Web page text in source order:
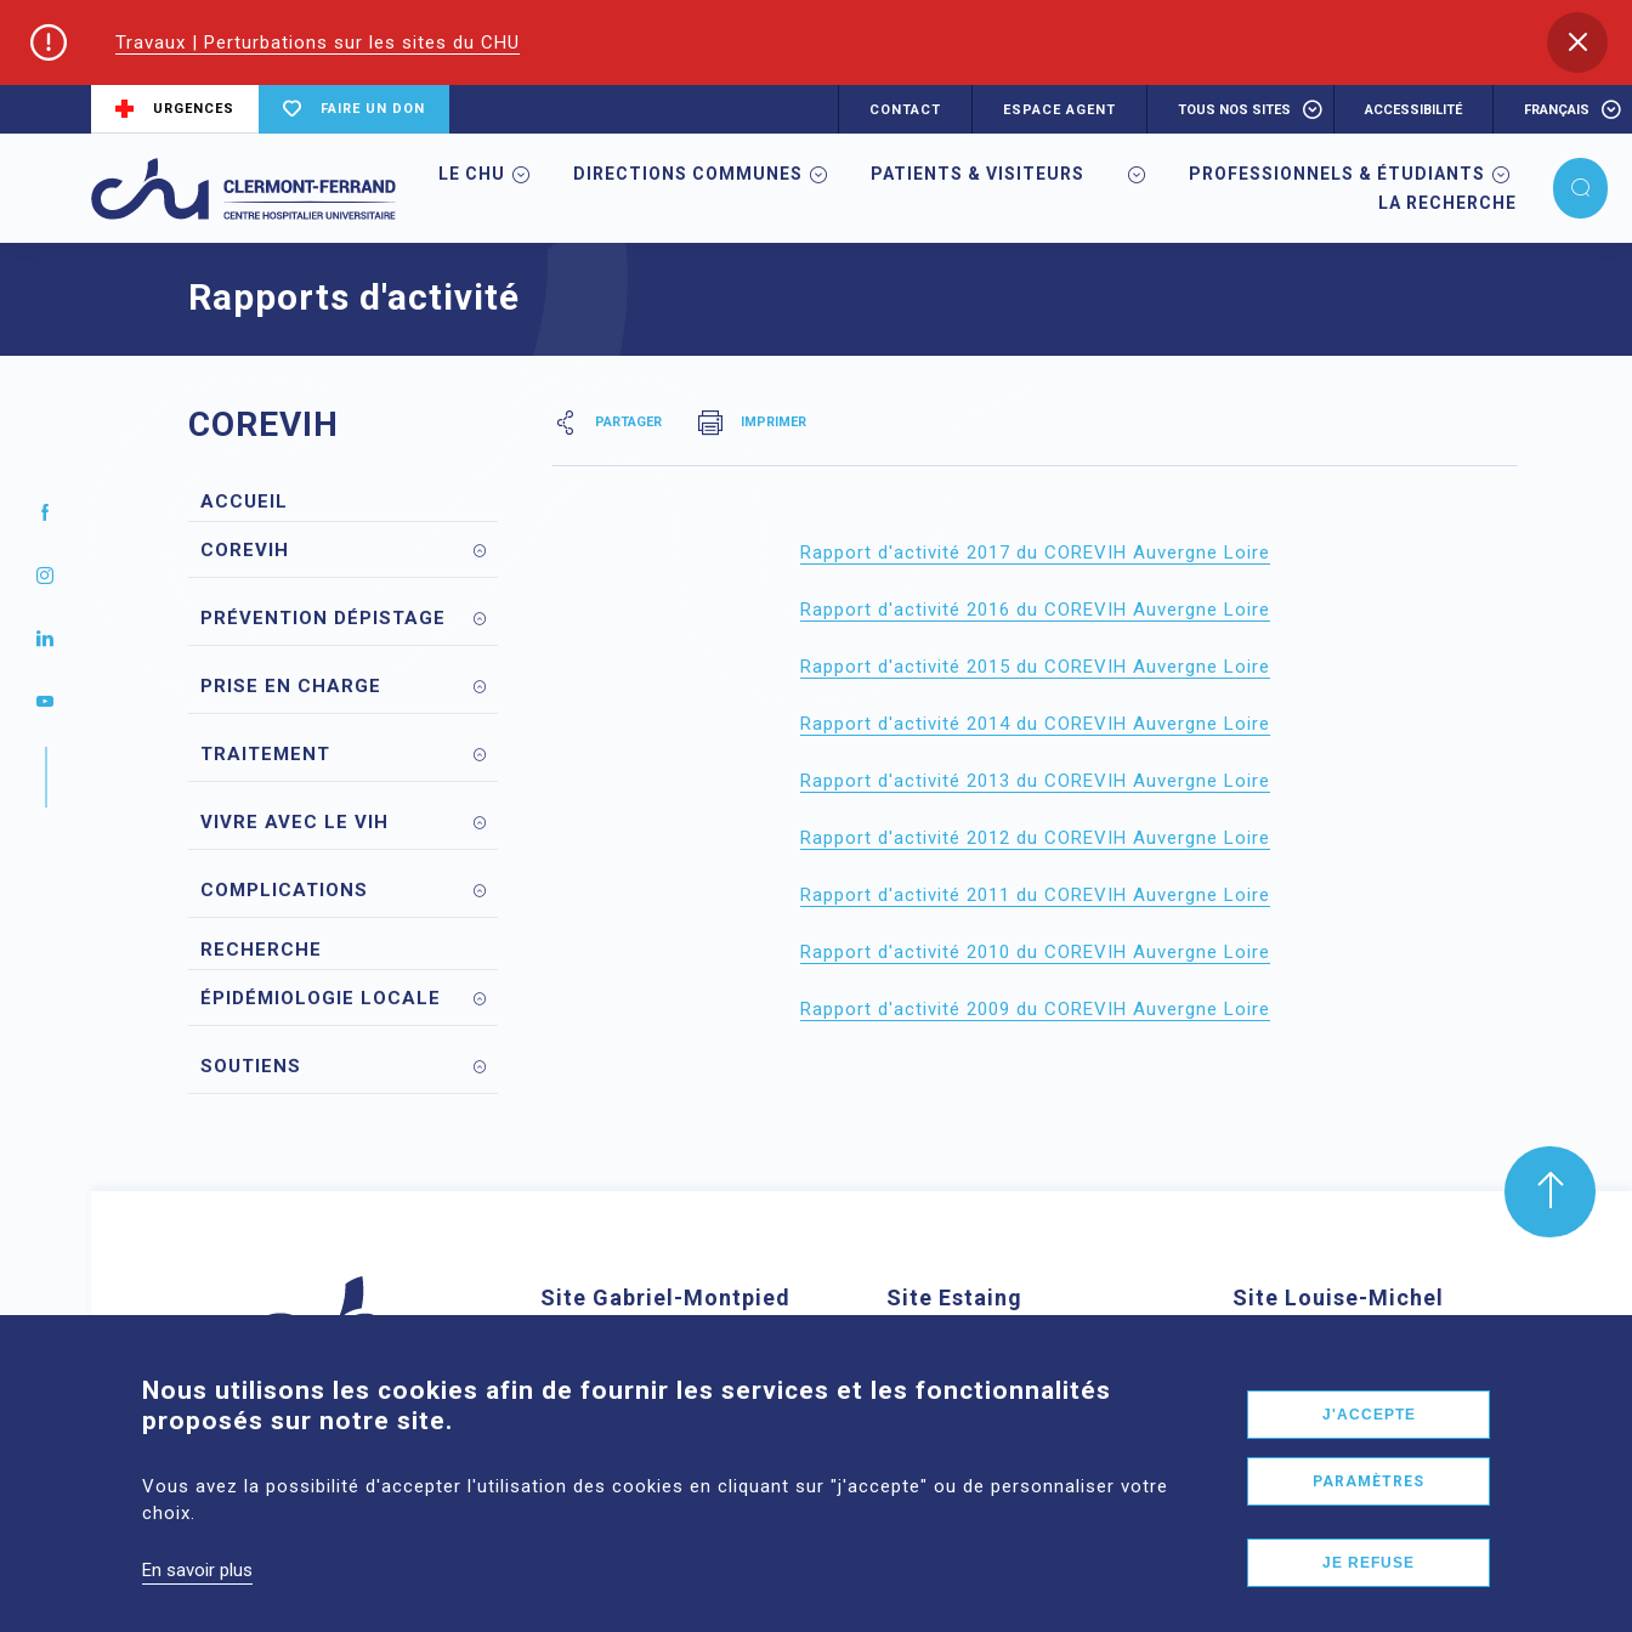
Travaux | Perturbations sur les sites du CHU
URGENCES FAIRE UN DON CONTACT ESPACE AGENT TOUS NOS SITES ACCESSIBILITÉ FRANÇAIS
LE CHU DIRECTIONS COMMUNES PATIENTS & VISITEURS
PROFESSIONNELS & ÉTUDIANTS
LA RECHERCHE
Accueil CoReSS Auvergne Loire Rapports d'activité
Rapports d'activité
COREVIH
ACCUEIL
COREVIH
PRÉVENTION DÉPISTAGE
PRISE EN CHARGE
TRAITEMENT
VIVRE AVEC LE VIH
COMPLICATIONS
RECHERCHE
ÉPIDÉMIOLOGIE LOCALE
SOUTIENS
PARTAGER IMPRIMER
Rapport d'activité 2017 du COREVIH Auvergne Loire
Rapport d'activité 2016 du COREVIH Auvergne Loire
Rapport d'activité 2015 du COREVIH Auvergne Loire
Rapport d'activité 2014 du COREVIH Auvergne Loire
Rapport d'activité 2013 du COREVIH Auvergne Loire
Rapport d'activité 2012 du COREVIH Auvergne Loire
Rapport d'activité 2011 du COREVIH Auvergne Loire
Rapport d'activité 2010 du COREVIH Auvergne Loire
Rapport d'activité 2009 du COREVIH Auvergne Loire
Site Gabriel-Montpied Site Estaing Site Louise-Michel
En savoir plus
Cookies
Nous utilisons les cookies afin de fournir les services et les fonctionnalités
proposés sur notre site.
Vous avez la possibilité d'accepter l'utilisation des cookies en cliquant sur "j'accepte" ou de personnaliser votre
choix.
En savoir plus
J'ACCEPTE
PARAMÈTRES
JE REFUSE